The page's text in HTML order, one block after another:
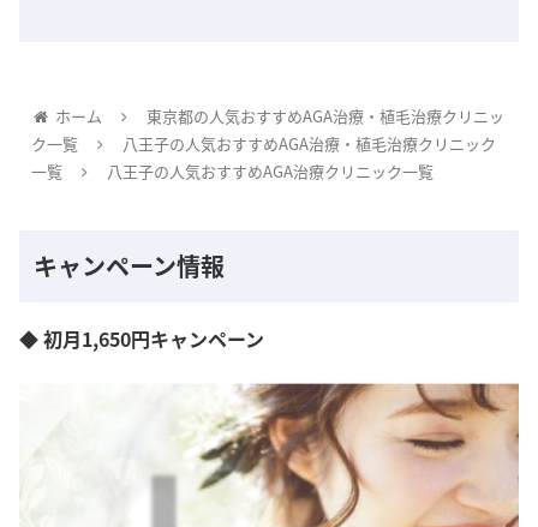
ホーム
東京都の人気おすすめAGA治療・植毛治療クリニッ
ク一覧
八王子の人気おすすめAGA治療・植毛治療クリニック
一覧
八王子の人気おすすめAGA治療クリニック一覧
キャンペーン情報
◆ 初月1,650円キャンペーン